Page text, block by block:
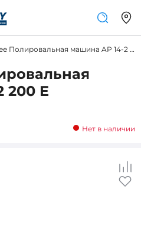
Milwaukee Полировальная машина AP 14-2 200 E
200 E
Нет в наличии